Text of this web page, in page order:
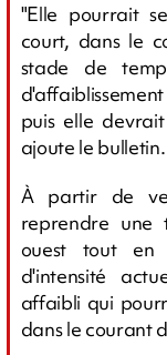
"Elle pourrait
court, dans le
stade de
puis elle
ajoute le bulletin.
À partir de
reprendre une
ouest tout en
d'intensité
affaibli qui
dans le courant